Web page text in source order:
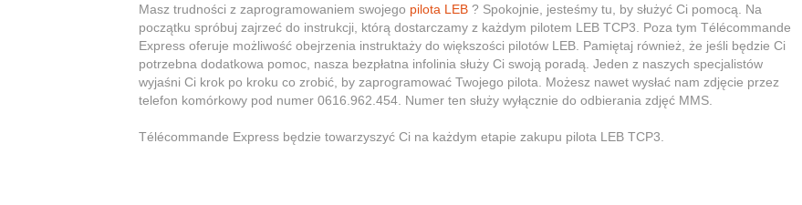
Masz trudności z zaprogramowaniem swojego pilota LEB ? Spokojnie, jesteśmy tu, by służyć Ci pomocą. Na
początku spróbuj zajrzeć do instrukcji, którą dostarczamy z każdym pilotem LEB TCP3. Poza tym Télécommande
Express oferuje możliwość obejrzenia instruktaży do większości pilotów LEB. Pamiętaj również, że jeśli będzie Ci
potrzebna dodatkowa pomoc, nasza bezpłatna infolinia służy Ci swoją poradą. Jeden z naszych specjalistów
wyjaśni Ci krok po kroku co zrobić, by zaprogramować Twojego pilota. Możesz nawet wysłać nam zdjęcie przez
telefon komórkowy pod numer 0616.962.454. Numer ten służy wyłącznie do odbierania zdjęć MMS.
Télécommande Express będzie towarzyszyć Ci na każdym etapie zakupu pilota LEB TCP3.